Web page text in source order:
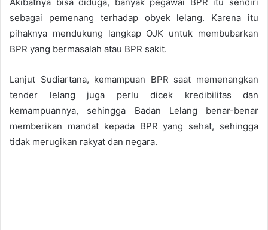
Akibatnya bisa diduga, banyak pegawai BPR itu sendiri
sebagai pemenang terhadap obyek lelang. Karena itu
pihaknya mendukung langkap OJK untuk membubarkan
BPR yang bermasalah atau BPR sakit.
Lanjut Sudiartana, kemampuan BPR saat memenangkan
tender lelang juga perlu dicek kredibilitas dan
kemampuannya, sehingga Badan Lelang benar-benar
memberikan mandat kepada BPR yang sehat, sehingga
tidak merugikan rakyat dan negara.